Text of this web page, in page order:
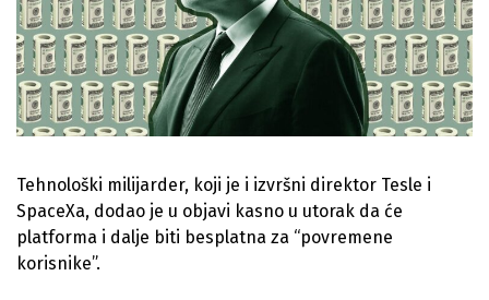
Tehnološki milijarder, koji je i izvršni direktor Tesle i
SpaceXa, dodao je u objavi kasno u utorak da će
platforma i dalje biti besplatna za “povremene
korisnike”.